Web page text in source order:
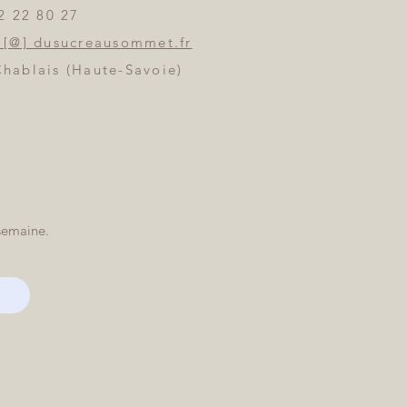
22 80 27
dusucreausommet.fr
(Haute-Savoie)